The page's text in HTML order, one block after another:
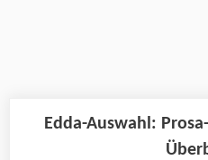
Edda-Auswahl: